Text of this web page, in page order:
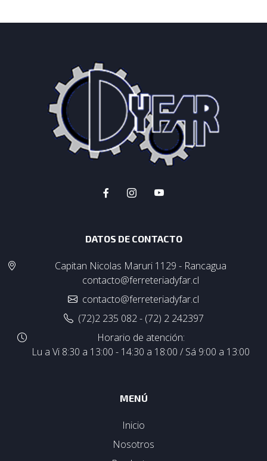
DATOS DE CONTACTO
Capitan Nicolas Maruri 1129 - Rancagua
contacto@ferreteriadyfar.cl
contacto@ferreteriadyfar.cl
(72)2 235 082 - (72) 2 242397
Horario de atención:
Lu a Vi 8:30 a 13:00 - 14:30 a 18:00 / Sá 9:00 a 13:00
MENÚ
Inicio
Nosotros